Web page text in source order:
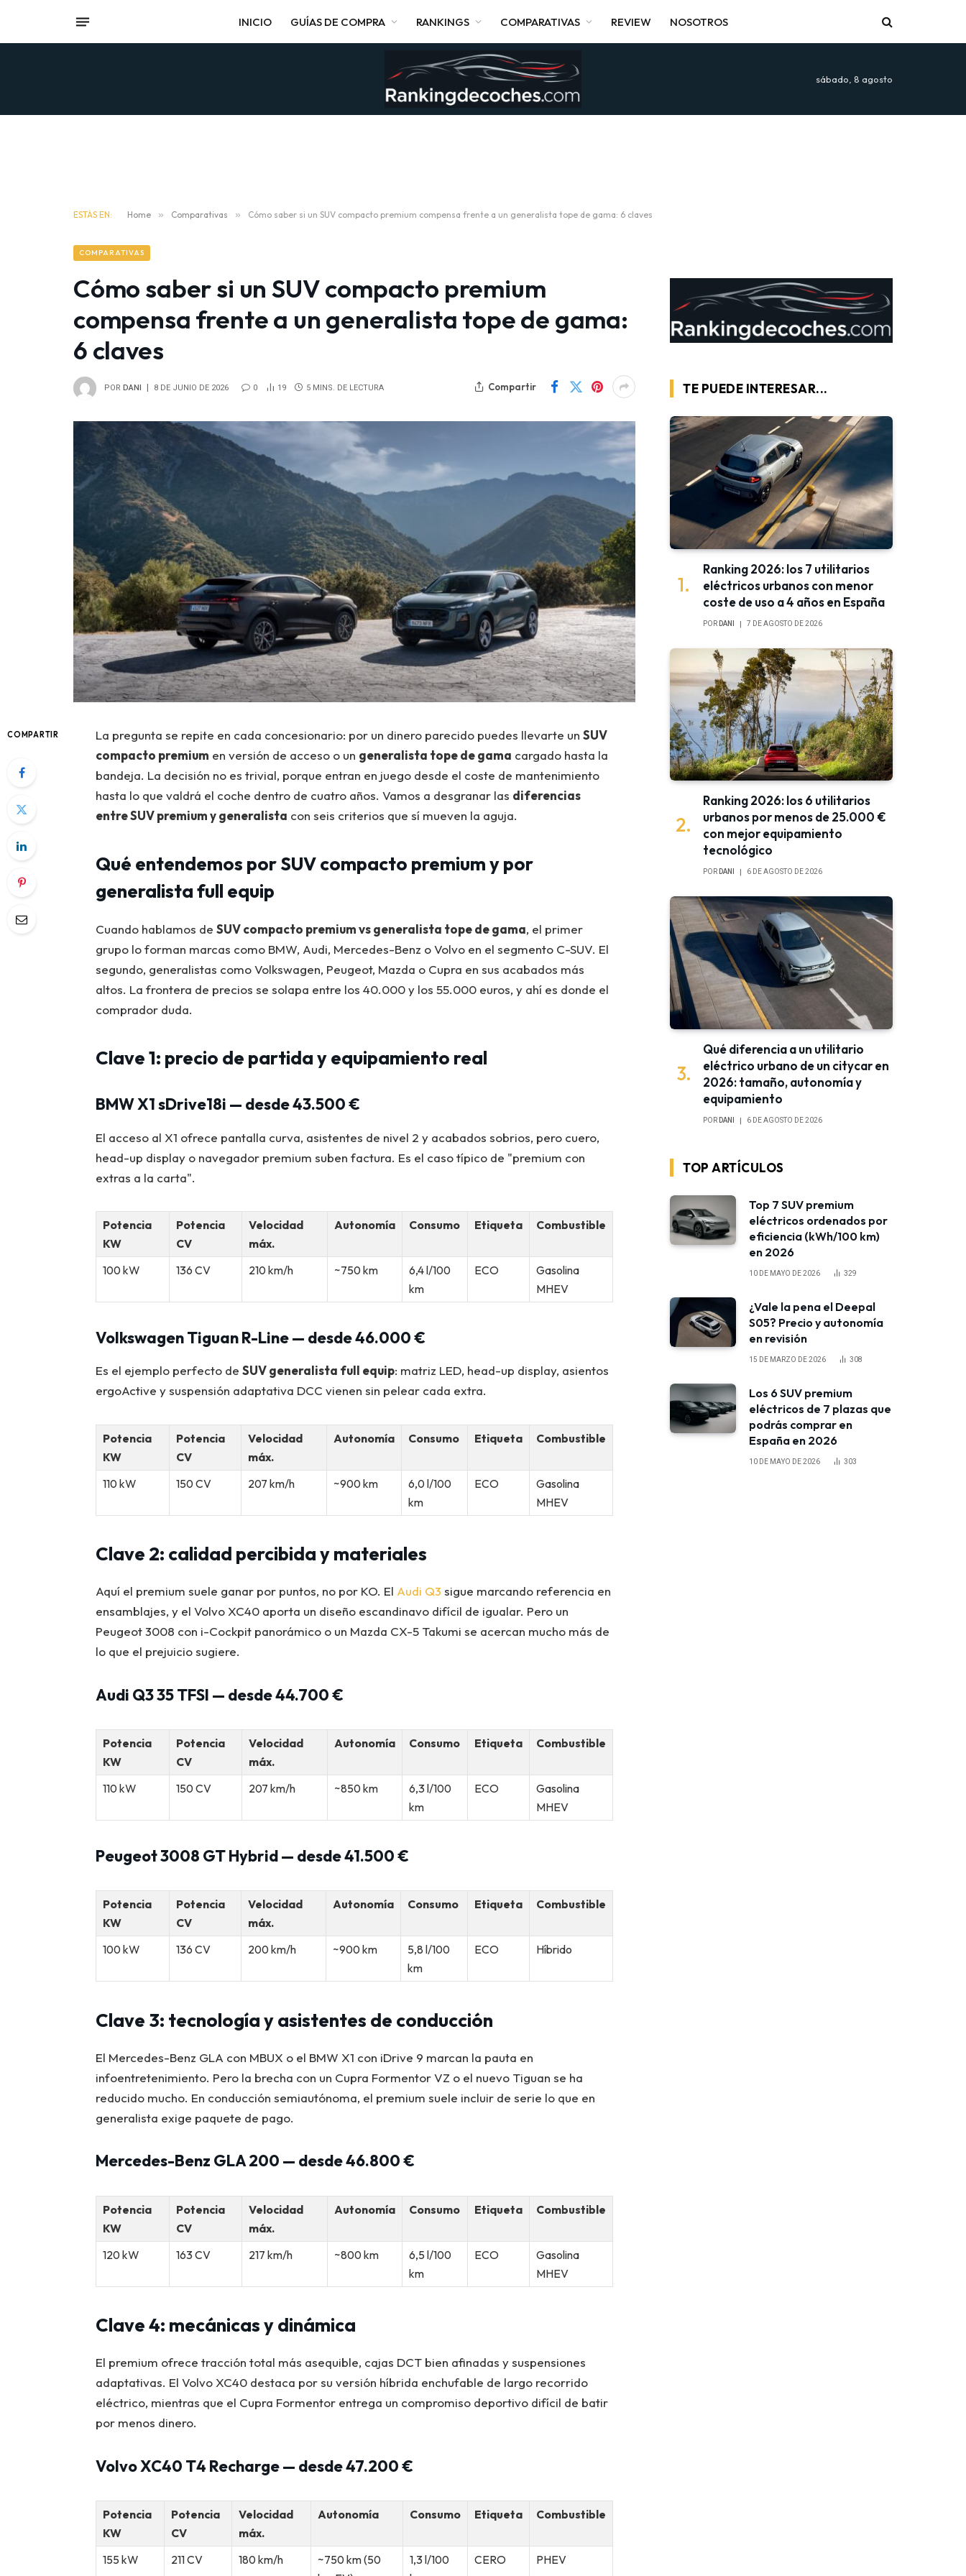
INICIO GUÍAS DE COMPRA RANKINGS COMPARATIVAS REVIEW NOSOTROS
sábado, 8 agosto
ESTÁS EN: Home » Comparativas » Cómo saber si un SUV compacto premium compensa frente a un generalista tope de gama: 6 claves
COMPARATIVAS
Cómo saber si un SUV compacto premium
compensa frente a un generalista tope de gama:
6 claves
POR DANI 8 DE JUNIO DE 2026 0 19 5 MINS. DE LECTURA Compartir
COMPARTIR La pregunta se repite en cada concesionario: por un dinero parecido puedes llevarte un SUV
compacto premium en versión de acceso o un generalista tope de gama cargado hasta la
bandeja. La decisión no es trivial, porque entran en juego desde el coste de mantenimiento
hasta lo que valdrá el coche dentro de cuatro años. Vamos a desgranar las diferencias
entre SUV premium y generalista con seis criterios que sí mueven la aguja.
Qué entendemos por SUV compacto premium y por
generalista full equip
Cuando hablamos de SUV compacto premium vs generalista tope de gama, el primer
grupo lo forman marcas como BMW, Audi, Mercedes-Benz o Volvo en el segmento C-SUV. El
segundo, generalistas como Volkswagen, Peugeot, Mazda o Cupra en sus acabados más
altos. La frontera de precios se solapa entre los 40.000 y los 55.000 euros, y ahí es donde el
comprador duda.
Clave 1: precio de partida y equipamiento real
BMW X1 sDrive18i — desde 43.500 €
El acceso al X1 ofrece pantalla curva, asistentes de nivel 2 y acabados sobrios, pero cuero,
head-up display o navegador premium suben factura. Es el caso típico de "premium con
extras a la carta".
Potencia
KW
Potencia
CV
Velocidad
máx.
Autonomía Consumo Etiqueta Combustible
100 kW 136 CV 210 km/h ~750 km
6,4 l/100
km
ECO
Gasolina
MHEV
Volkswagen Tiguan R-Line — desde 46.000 €
Es el ejemplo perfecto de SUV generalista full equip: matriz LED, head-up display, asientos
ergoActive y suspensión adaptativa DCC vienen sin pelear cada extra.
Potencia
KW
Potencia
CV
Velocidad
máx.
Autonomía Consumo Etiqueta Combustible
110 kW 150 CV 207 km/h ~900 km
6,0 l/100
km
ECO
Gasolina
MHEV
Clave 2: calidad percibida y materiales
Aquí el premium suele ganar por puntos, no por KO. El Audi Q3 sigue marcando referencia en
ensamblajes, y el Volvo XC40 aporta un diseño escandinavo difícil de igualar. Pero un
Peugeot 3008 con i-Cockpit panorámico o un Mazda CX-5 Takumi se acercan mucho más de
lo que el prejuicio sugiere.
Audi Q3 35 TFSI — desde 44.700 €
Potencia
KW
Potencia
CV
Velocidad
máx.
Autonomía Consumo Etiqueta Combustible
110 kW 150 CV 207 km/h ~850 km
6,3 l/100
km
ECO
Gasolina
MHEV
Peugeot 3008 GT Hybrid — desde 41.500 €
Potencia
KW
Potencia
CV
Velocidad
máx.
Autonomía Consumo Etiqueta Combustible
100 kW 136 CV 200 km/h ~900 km
5,8 l/100
km
ECO Híbrido
Clave 3: tecnología y asistentes de conducción
El Mercedes-Benz GLA con MBUX o el BMW X1 con iDrive 9 marcan la pauta en
infoentretenimiento. Pero la brecha con un Cupra Formentor VZ o el nuevo Tiguan se ha
reducido mucho. En conducción semiautónoma, el premium suele incluir de serie lo que en
generalista exige paquete de pago.
Mercedes-Benz GLA 200 — desde 46.800 €
Potencia
KW
Potencia
CV
Velocidad
máx.
Autonomía Consumo Etiqueta Combustible
120 kW 163 CV 217 km/h ~800 km
6,5 l/100
km
ECO
Gasolina
MHEV
Clave 4: mecánicas y dinámica
El premium ofrece tracción total más asequible, cajas DCT bien afinadas y suspensiones
adaptativas. El Volvo XC40 destaca por su versión híbrida enchufable de largo recorrido
eléctrico, mientras que el Cupra Formentor entrega un compromiso deportivo difícil de batir
por menos dinero.
Volvo XC40 T4 Recharge — desde 47.200 €
Potencia
KW
Potencia
CV
Velocidad
máx.
Autonomía Consumo Etiqueta Combustible
155 kW 211 CV 180 km/h
~750 km (50
1,3 l/100
CERO PHEV
TE PUEDE INTERESAR...
Ranking 2026: los 7 utilitarios
eléctricos urbanos con menor
coste de uso a 4 años en España
POR DANI 7 DE AGOSTO DE 2026
Ranking 2026: los 6 utilitarios
urbanos por menos de 25.000 €
con mejor equipamiento
tecnológico
POR DANI 6 DE AGOSTO DE 2026
Qué diferencia a un utilitario
eléctrico urbano de un citycar en
2026: tamaño, autonomía y
equipamiento
POR DANI 6 DE AGOSTO DE 2026
TOP ARTÍCULOS
Top 7 SUV premium
eléctricos ordenados por
eficiencia (kWh/100 km)
en 2026
10 DE MAYO DE 2026 329
¿Vale la pena el Deepal
S05? Precio y autonomía
en revisión
15 DE MARZO DE 2026 308
Los 6 SUV premium
eléctricos de 7 plazas que
podrás comprar en
España en 2026
10 DE MAYO DE 2026 303